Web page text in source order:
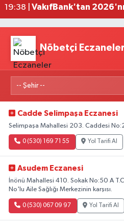
22:01 | 'Kutuplarda Sıfır Atık'
Nöbetçi Eczaneler
Cadde Selimpaşa Eczanesi
Selimpaşa Mahallesi 203. Caddesi
0 (530) 169 71 55 Yol Tarifi Al
Asudem Eczanesi
İnönü Mahallesi 410. Sokak No:50 A
No'lu Aile Sağlığı Merkezinin karşısı.
0 (530) 067 09 97 Yol Tarifi Al